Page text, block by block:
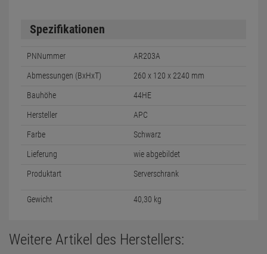
Spezifikationen
PNNummer AR203A
Abmessungen (BxHxT) 260 x 120 x 2240 mm
Bauhöhe 44HE
Hersteller APC
Farbe Schwarz
Lieferung wie abgebildet
Produktart Serverschrank
Gewicht 40,30 kg
Weitere Artikel des Herstellers: